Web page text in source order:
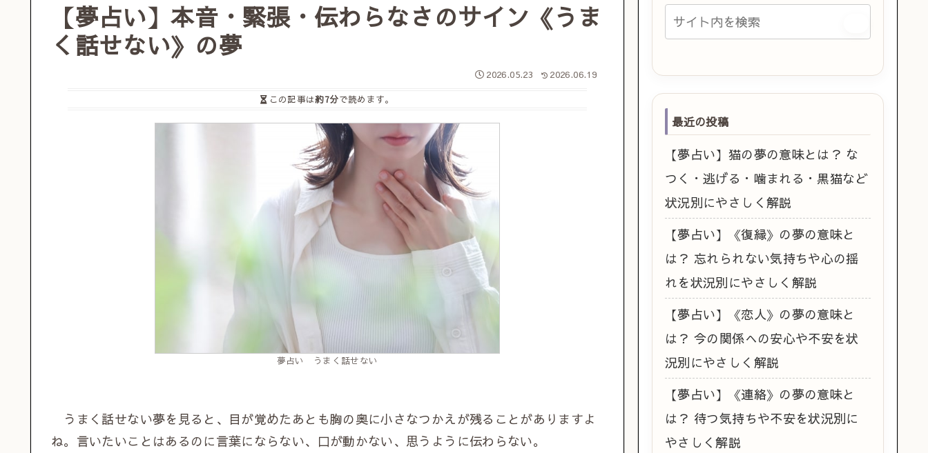
【夢占い】本音・緊張・伝わらなさのサイン《うま
く話せない》の夢
2026.05.23 2026.06.19
この記事は約7分で読めます。
夢占い うまく話せない
うまく話せない夢を見ると、目が覚めたあとも胸の奥に小さなつかえが残ることがありますよ
ね。言いたいことはあるのに言葉にならない、口が動かない、思うように伝わらない。
最近の投稿
【夢占い】猫の夢の意味とは？ な
つく・逃げる・噛まれる・黒猫など
状況別にやさしく解説
【夢占い】《復縁》の夢の意味と
は？ 忘れられない気持ちや心の揺
れを状況別にやさしく解説
【夢占い】《恋人》の夢の意味と
は？ 今の関係への安心や不安を状
況別にやさしく解説
【夢占い】《連絡》の夢の意味と
は？ 待つ気持ちや不安を状況別に
やさしく解説